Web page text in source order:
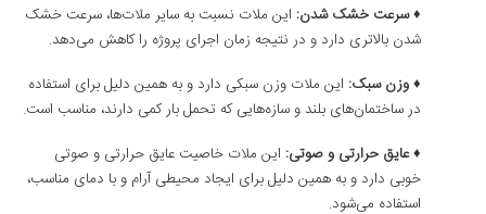
♦ سرعت خشک شدن: این ملات نسبت به سایر ملات‌ها، سرعت خشک
شدن بالاتری دارد و در نتیجه زمان اجرای پروژه را کاهش می‌دهد.
♦ وزن سبک: این ملات وزن سبکی دارد و به همین دلیل برای استفاده
در ساختمان‌های بلند و سازه‌هایی که تحمل بار کمی دارند، مناسب است.
♦ عایق حرارتی و صوتی: این ملات خاصیت عایق حرارتی و صوتی
خوبی دارد و به همین دلیل برای ایجاد محیطی آرام و با دمای مناسب،
استفاده می‌شود.